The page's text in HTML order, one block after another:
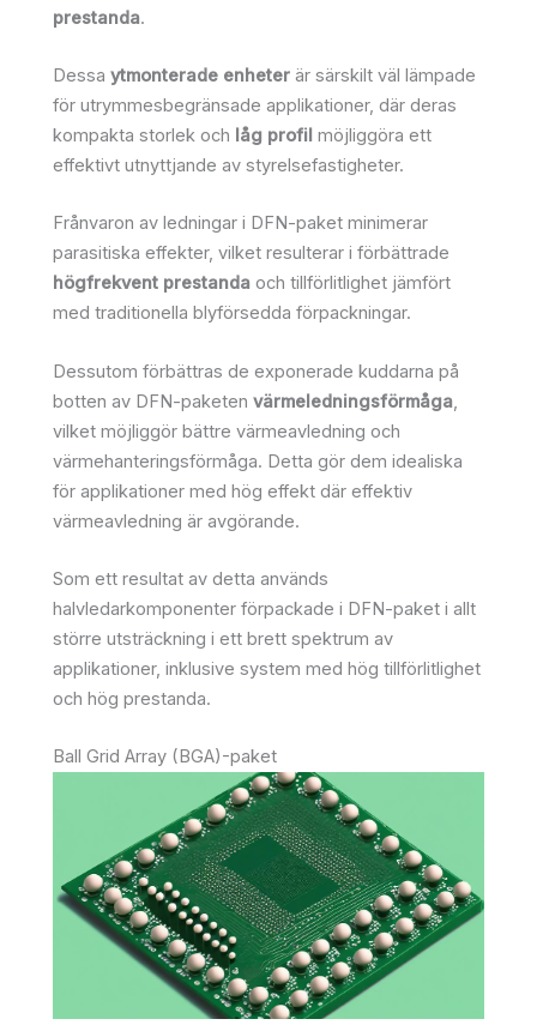
prestanda.
Dessa ytmonterade enheter är särskilt väl lämpade
för utrymmesbegränsade applikationer, där deras
kompakta storlek och låg profil möjliggöra ett
effektivt utnyttjande av styrelsefastigheter.
Frånvaron av ledningar i DFN-paket minimerar
parasitiska effekter, vilket resulterar i förbättrade
högfrekvent prestanda och tillförlitlighet jämfört
med traditionella blyförsedda förpackningar.
Dessutom förbättras de exponerade kuddarna på
botten av DFN-paketen värmeledningsförmåga,
vilket möjliggör bättre värmeavledning och
värmehanteringsförmåga. Detta gör dem idealiska
för applikationer med hög effekt där effektiv
värmeavledning är avgörande.
Som ett resultat av detta används
halvledarkomponenter förpackade i DFN-paket i allt
större utsträckning i ett brett spektrum av
applikationer, inklusive system med hög tillförlitlighet
och hög prestanda.
Ball Grid Array (BGA)-paket